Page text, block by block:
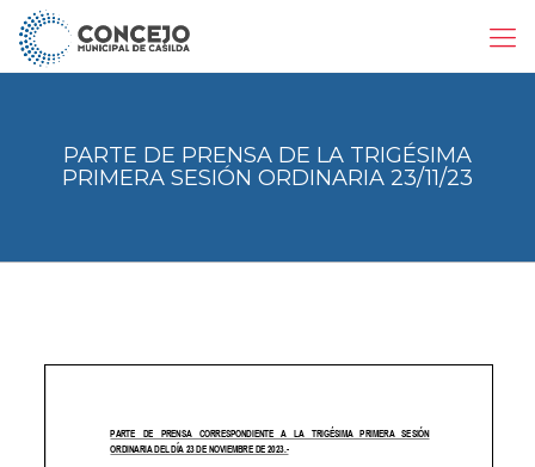
PARTE DE PRENSA DE LA TRIGÉSIMA
PRIMERA SESIÓN ORDINARIA 23/11/23